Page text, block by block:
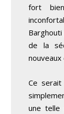
fort
de la
Ce
une telle